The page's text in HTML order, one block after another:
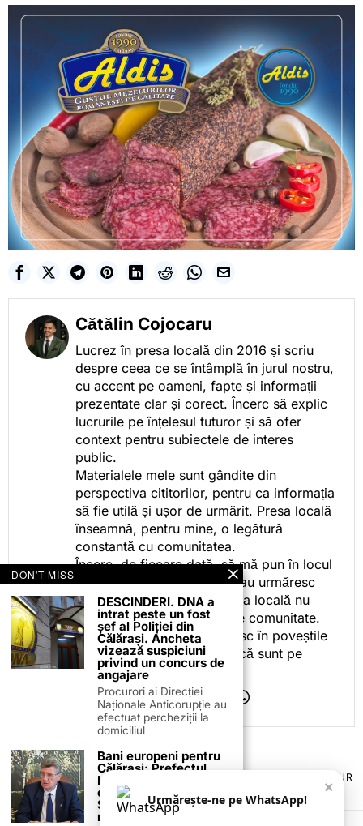
Cătălin Cojocaru
Lucrez în presa locală din 2016 și scriu
despre ceea ce se întâmplă în jurul nostru,
cu accent pe oameni, fapte și informații
prezentate clar și corect. Încerc să explic
lucrurile pe înțelesul tuturor și să ofer
context pentru subiectele de interes
public.
Materialele mele sunt gândite din
perspectiva cititorilor, pentru ca informația
să fie utilă și ușor de urmărit. Presa locală
înseamnă, pentru mine, o legătură
constantă cu comunitatea.
Încerc, de fiecare dată, să mă pun în locul
celor care citesc, privesc sau urmăresc
ceea ce fac. Pentru că presa locală nu
este despre mine, ci despre comunitate.
Iar dacă oamenii se regăsesc în poveștile
pe care le spun, înseamnă că sunt pe
drumul bun.
TERMENI ȘI CONDIȚII
POLITICA DE ANULARE & RETUR
PUBLICITATE ONLINE & TIPĂRITĂ
CONTACT
ZIARUL ANUNȚUL CĂLĂRĂȘEAN
×
Urmărește-ne pe WhatsApp!
DON'T MISS
DESCINDERI. DNA a
intrat peste un fost
șef al Poliției din
Călărași. Ancheta
vizează suspiciuni
privind un concurs de
angajare
Procurori ai Direcției
Naționale Anticorupție au
efectuat percheziții la
domiciliul
Bani europeni pentru
Călărași: Prefectul
Laurențiu State anunță
colaborarea cu ADR
Sud-Muntenia pentru
noi finanțări